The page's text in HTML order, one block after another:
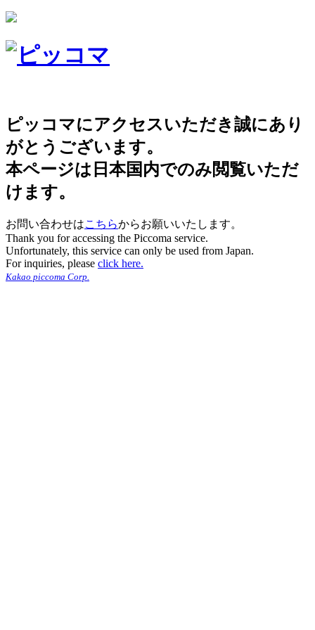
ピッコマにアクセスいただき誠にあり
がとうございます。
本ページは日本国内でのみ閲覧いただ
けます。
お問い合わせはこちらからお願いいたします。
Thank you for accessing the Piccoma service.
Unfortunately, this service can only be used from Japan.
For inquiries, please click here.
Kakao piccoma Corp.